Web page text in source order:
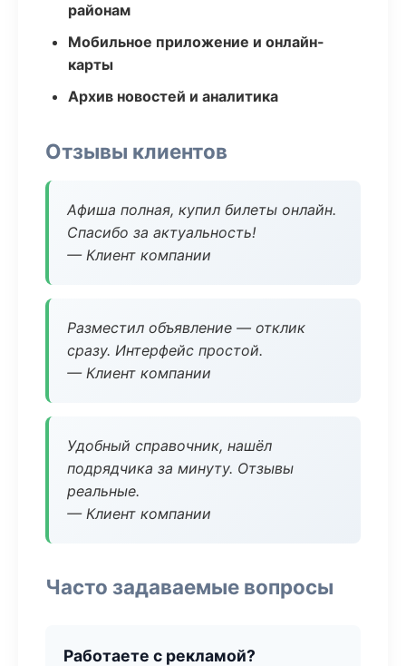
районам
Мобильное приложение и онлайн-
карты
Архив новостей и аналитика
Отзывы клиентов
Афиша полная, купил билеты онлайн.
Спасибо за актуальность!
— Клиент компании
Разместил объявление — отклик
сразу. Интерфейс простой.
— Клиент компании
Удобный справочник, нашёл
подрядчика за минуту. Отзывы
реальные.
— Клиент компании
Часто задаваемые вопросы
Работаете с рекламой?